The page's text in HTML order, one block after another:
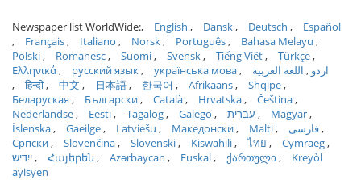
Newspaper list WorldWide: English Dansk Deutsch
Español
Français
Italiano Norsk Português
Bahasa Melayu
Polski
Romanesc Suomi Svensk Tiếng Việt
Türkçe
Ελληνικά
русский язык українська мова اردو
اللغة العربية
हिन्दी
中文 日本語 한국어 Afrikaans
Shqipe
Беларуская
Български Català Hrvatska
Čeština
Nederlandse
Eesti Tagalog Galego עברית
Magyar
Íslenska
Gaeilge Latviešu Македонски Malti
فارسی
Српски
Slovenčina Slovenski Kiswahili ไทย
Cymraeg
ייִדיש
Հայերեն Azərbaycan Euskal ქართული
Kreyòl
ayisyen